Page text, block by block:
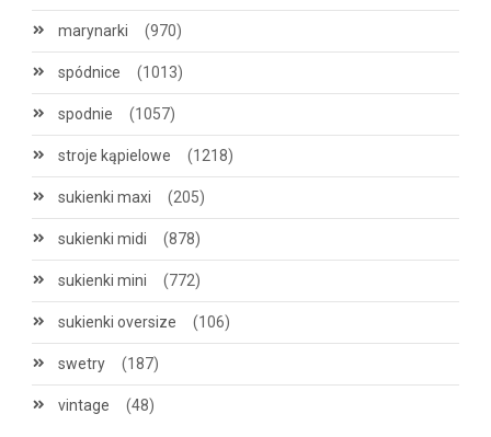
marynarki (970)
spódnice (1013)
spodnie (1057)
stroje kąpielowe (1218)
sukienki maxi (205)
sukienki midi (878)
sukienki mini (772)
sukienki oversize (106)
swetry (187)
vintage (48)